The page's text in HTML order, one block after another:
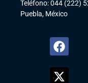
Teléfono: 044 (222)
Puebla, México